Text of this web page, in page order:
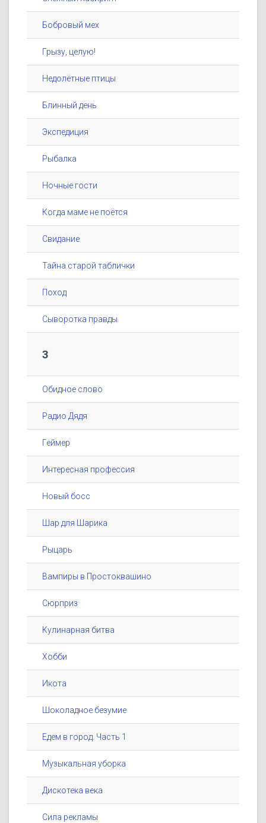
Бобровый мех
Грызу, целую!
Недолётные птицы
Блинный день
Экспедиция
Рыбалка
Ночные гости
Когда маме не поётся
Свидание
Тайна старой таблички
Поход
Сыворотка правды
3
Обидное слово
Радио Дядя
Геймер
Интересная профессия
Новый босс
Шар для Шарика
Рыцарь
Вампиры в Простоквашино
Сюрприз
Кулинарная битва
Хобби
Икота
Шоколадное безумие
Едем в город. Часть 1
Музыкальная уборка
Дискотека века
Сила рекламы